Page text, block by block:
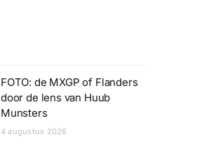
FOTO: de MXGP of Flanders
door de lens van Huub
Munsters
4 augustus 2026